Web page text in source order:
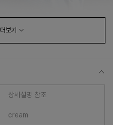
더보기
상세설명 참조
cream